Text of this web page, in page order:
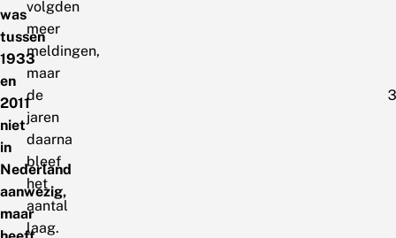
was
tussen
1933
en
2011
niet
in
Nederland
aanwezig,
maar
volgden
meer
meldingen,
maar
de
jaren
daarna
bleef
het
aantal
laag.